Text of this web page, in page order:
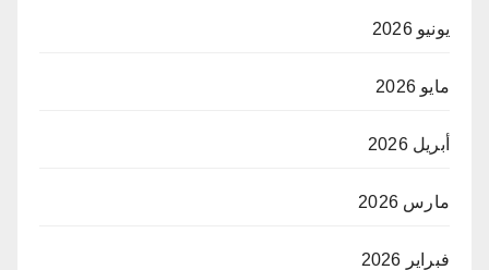
يونيو 2026
مايو 2026
أبريل 2026
مارس 2026
فبراير 2026